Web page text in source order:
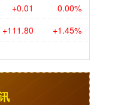
+0.01 0.00%
+111.80 +1.45%